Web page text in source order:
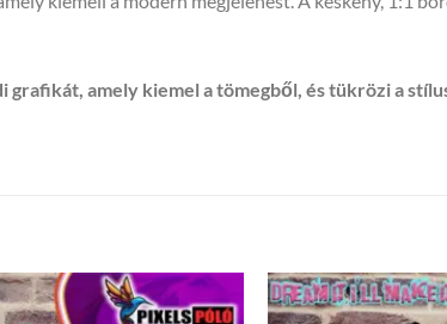
grafikát, amely kiemel a tömegből, és tükrözi a